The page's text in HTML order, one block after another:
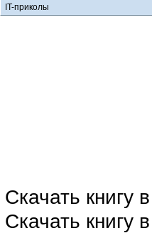
IT-приколы
Скачать книгу
Скачать книгу